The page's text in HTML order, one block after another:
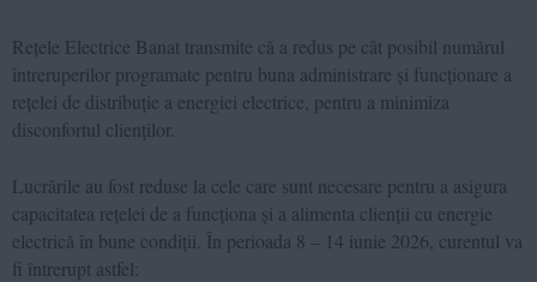
Rețele Electrice Banat transmite că a redus pe cât posibil numărul
întreruperilor programate pentru buna administrare și funcționare a
rețelei de distribuție a energiei electrice, pentru a minimiza
disconfortul clienților.
Lucrările au fost reduse la cele care sunt necesare pentru a asigura
capacitatea rețelei de a funcționa și a alimenta clienții cu energie
electrică în bune condiții. În perioada 8 – 14 iunie 2026, curentul va
fi întrerupt astfel: